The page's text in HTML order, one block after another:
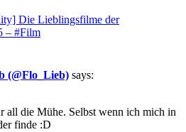
Die Lieblingsfilme der
– #Film
(@Flo_Lieb) says:
all die Mühe. Selbst wenn ich mich in
finde :D